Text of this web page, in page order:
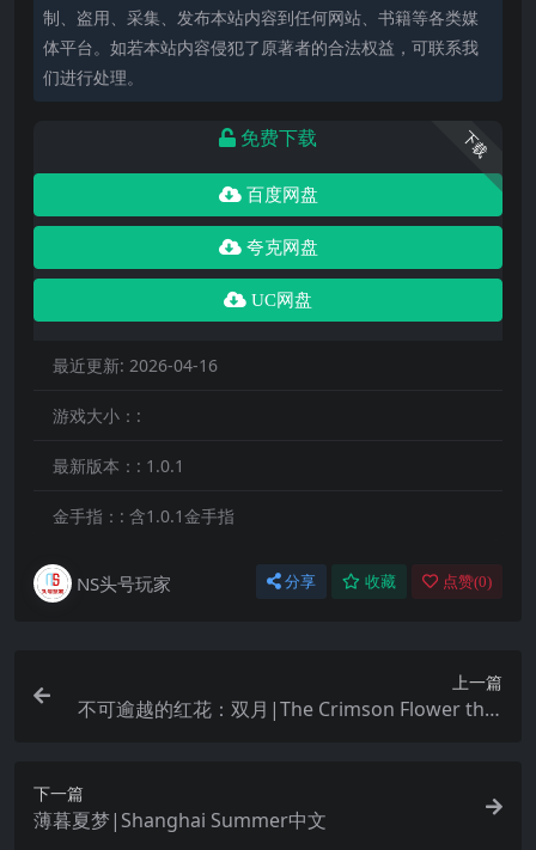
制、盗用、采集、发布本站内容到任何网站、书籍等各类媒
体平台。如若本站内容侵犯了原著者的合法权益，可联系我
们进行处理。
下载
免费下载
百度网盘
夸克网盘
UC网盘
最近更新: 2026-04-16
游戏大小：:
最新版本：: 1.0.1
金手指：: 含1.0.1金手指
NS头号玩家 分享 收藏 点赞(0)
上一篇
不可逾越的红花：双月|The Crimson Flower that
下一篇
薄暮夏梦|Shanghai Summer中文